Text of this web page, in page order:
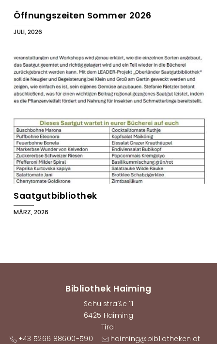
Öffnungszeiten Sommer 2026
JULI, 2026
Saatgutbibliothek
MÄRZ, 2026
Bibliothek Haiming
Schulstraße 11
6425 Haiming
Tirol
+43 5266 88600-590
haiming@bibliotheken.at